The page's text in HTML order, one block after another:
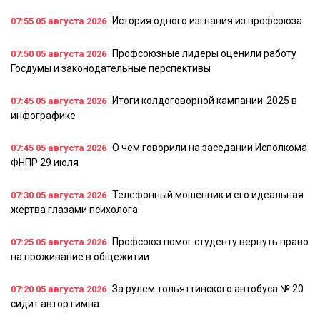
07:55 05 августа 2026 История одного изгнания из профсоюза
07:50 05 августа 2026
Профсоюзные лидеры оценили работу
Госдумы и законодательные перспективы
07:45 05 августа 2026
Итоги колдоговорной кампании-2025 в
инфографике
07:45 05 августа 2026 О чем говорили на заседании Исполкома
ФНПР 29 июля
07:30 05 августа 2026 Телефонный мошенник и его идеальная
жертва глазами психолога
07:25 05 августа 2026
Профсоюз помог студенту вернуть право
на проживание в общежитии
07:20 05 августа 2026 За рулем тольяттинского автобуса № 20
сидит автор гимна